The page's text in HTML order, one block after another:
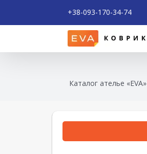
+38-093-170-34-74
Каталог ателье «EVA»